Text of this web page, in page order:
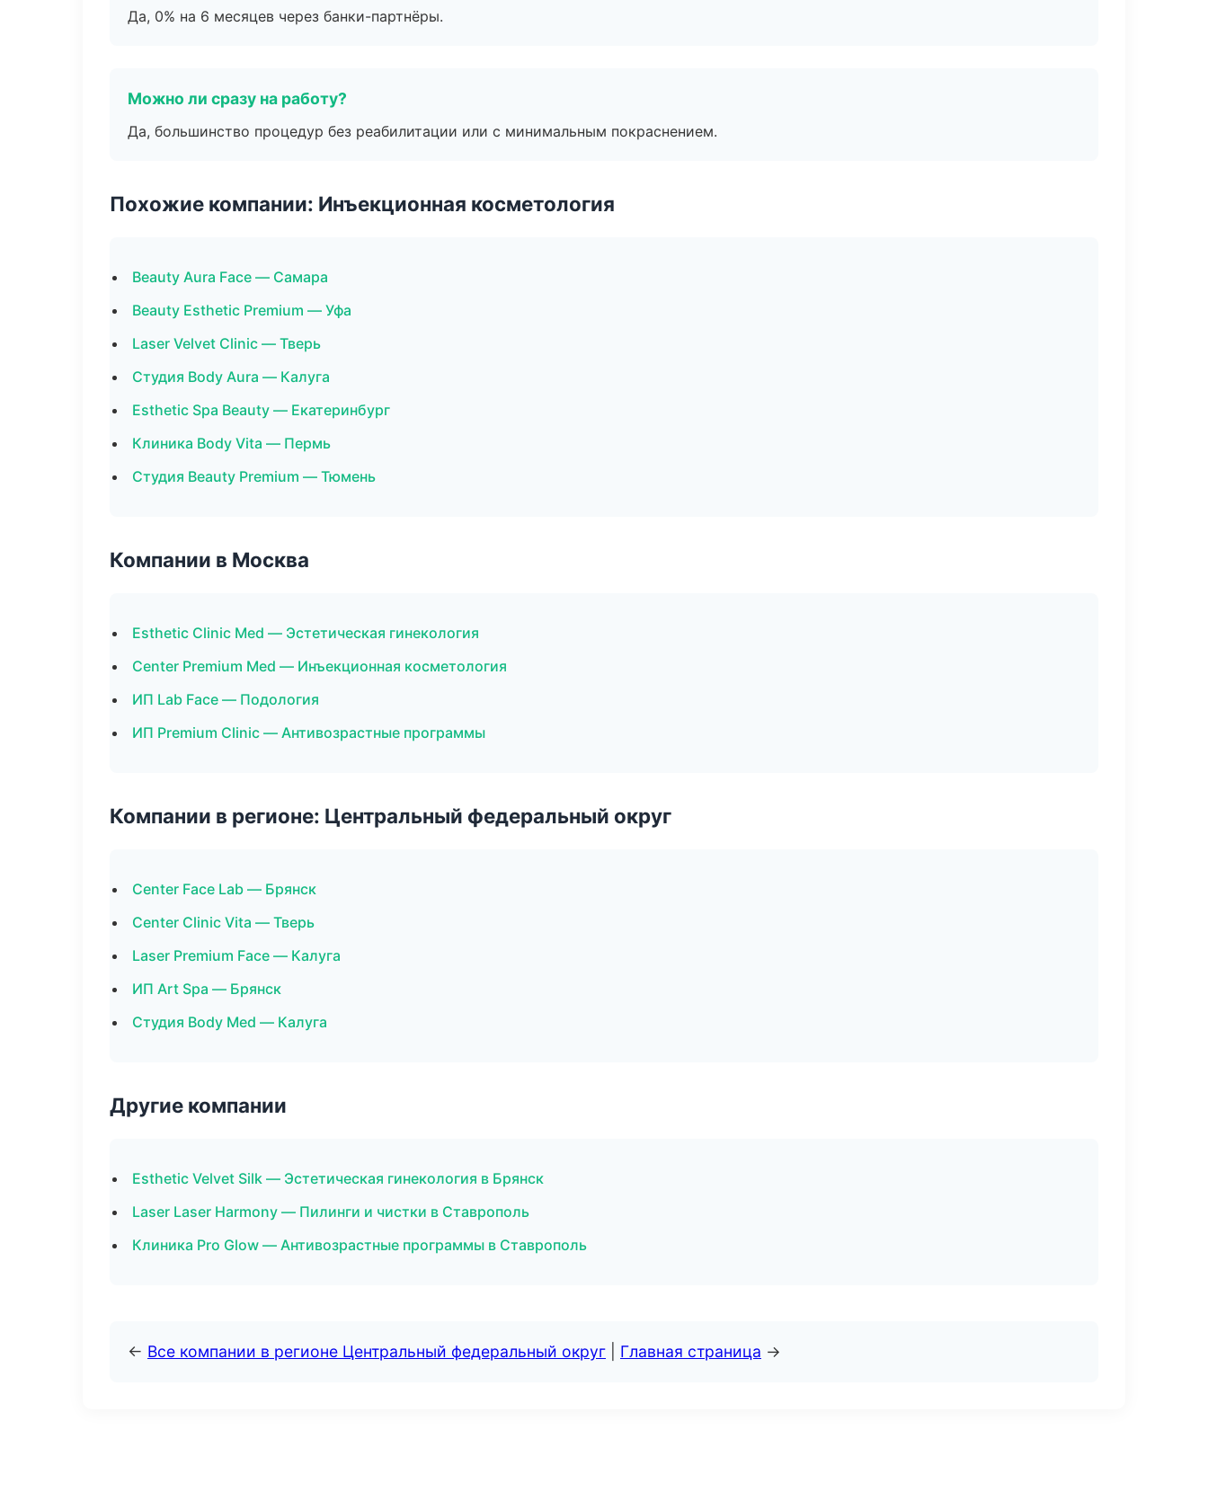
Да, 0% на 6 месяцев через банки-партнёры.
Можно ли сразу на работу?
Да, большинство процедур без реабилитации или с минимальным покраснением.
Похожие компании: Инъекционная косметология
Beauty Aura Face — Самара
Beauty Esthetic Premium — Уфа
Laser Velvet Clinic — Тверь
Студия Body Aura — Калуга
Esthetic Spa Beauty — Екатеринбург
Клиника Body Vita — Пермь
Студия Beauty Premium — Тюмень
Компании в Москва
Esthetic Clinic Med — Эстетическая гинекология
Center Premium Med — Инъекционная косметология
ИП Lab Face — Подология
ИП Premium Clinic — Антивозрастные программы
Компании в регионе: Центральный федеральный округ
Center Face Lab — Брянск
Center Clinic Vita — Тверь
Laser Premium Face — Калуга
ИП Art Spa — Брянск
Студия Body Med — Калуга
Другие компании
Esthetic Velvet Silk — Эстетическая гинекология в Брянск
Laser Laser Harmony — Пилинги и чистки в Ставрополь
Клиника Pro Glow — Антивозрастные программы в Ставрополь
← Все компании в регионе Центральный федеральный округ Главная страница →